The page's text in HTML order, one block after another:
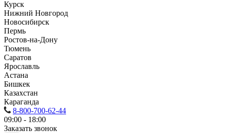
Курск
Нижний Новгород
Новосибирск
Пермь
Ростов-на-Дону
Тюмень
Саратов
Ярославль
Астана
Бишкек
Казахстан
Караганда
8-800-700-62-44
09:00 - 18:00
Заказать звонок